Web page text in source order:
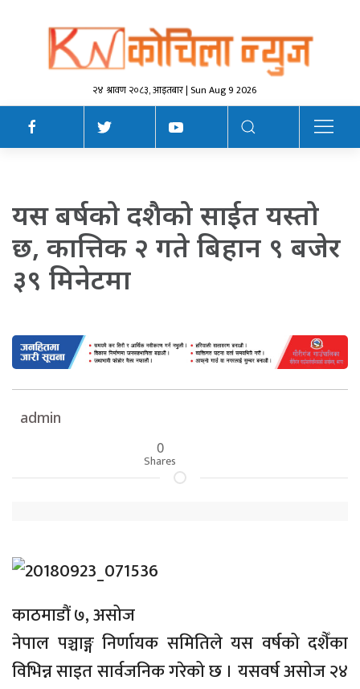
२४ श्रावण २०८३, आइतबार | Sun Aug 9 2026
यस बर्षको दशैको साईत यस्तो
छ, कात्तिक २ गते बिहान ९ बजेर
३९ मिनेटमा
admin
0
Shares
काठमाडौं ७, असोज
नेपाल पञ्चाङ्ग निर्णायक समितिले यस वर्षको दशैँका
विभिन्न साइत सार्वजनिक गरेको छ । यसवर्ष असोज २४